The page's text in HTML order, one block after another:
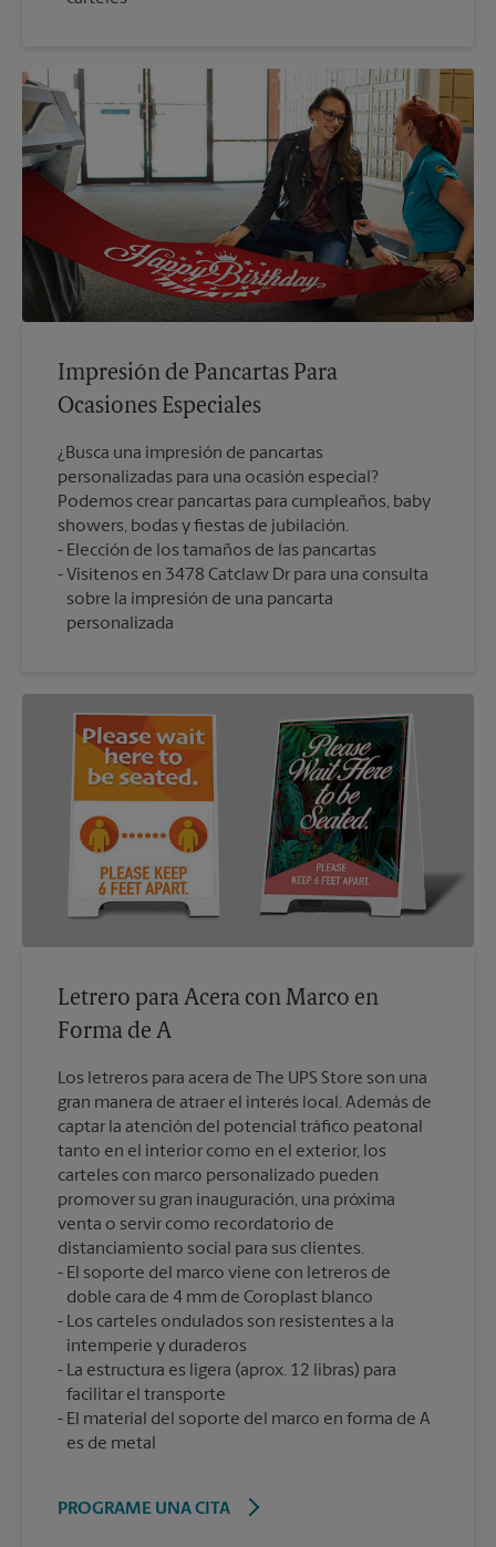
Impresión de Pancartas Para
Ocasiones Especiales
¿Busca una impresión de pancartas
personalizadas para una ocasión especial?
Podemos crear pancartas para cumpleaños, baby
showers, bodas y fiestas de jubilación.
Elección de los tamaños de las pancartas
Visítenos en 3478 Catclaw Dr para una consulta
sobre la impresión de una pancarta
personalizada
Letrero para Acera con Marco en
Forma de A
Los letreros para acera de The UPS Store son una
gran manera de atraer el interés local. Además de
captar la atención del potencial tráfico peatonal
tanto en el interior como en el exterior, los
carteles con marco personalizado pueden
promover su gran inauguración, una próxima
venta o servir como recordatorio de
distanciamiento social para sus clientes.
El soporte del marco viene con letreros de
doble cara de 4 mm de Coroplast blanco
Los carteles ondulados son resistentes a la
intemperie y duraderos
La estructura es ligera (aprox. 12 libras) para
facilitar el transporte
El material del soporte del marco en forma de A
es de metal
PROGRAME UNA CITA